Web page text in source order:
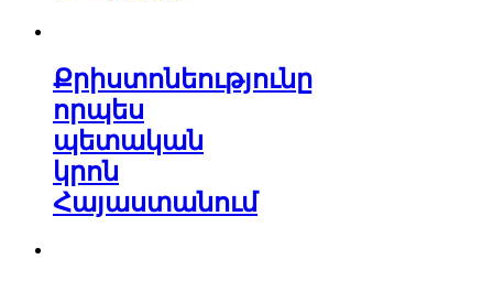
Քրիստոնեությունը
որպես
պետական
կրոն
Հայաստանում